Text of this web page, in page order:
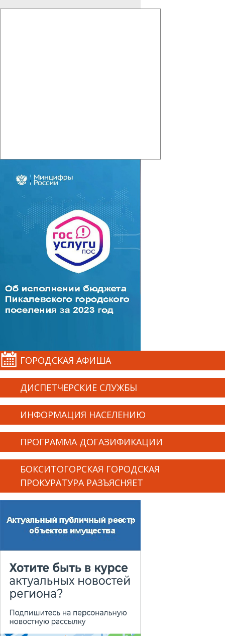
ГОРОДСКАЯ АФИША
ДИСПЕТЧЕРСКИЕ СЛУЖБЫ
ИНФОРМАЦИЯ НАСЕЛЕНИЮ
ПРОГРАММА ДОГАЗИФИКАЦИИ
БОКСИТОГОРСКАЯ ГОРОДСКАЯ
ПРОКУРАТУРА РАЗЪЯСНЯЕТ